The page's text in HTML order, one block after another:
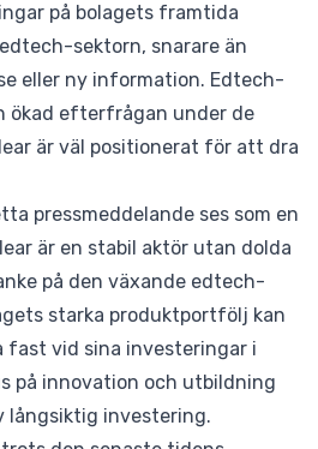
på bolagets framtida
sektorn, snarare än
eller ny information. Edtech-
ökad efterfrågan under de
är väl positionerat för att dra
pressmeddelande ses som en
är en stabil aktör utan dolda
på den växande edtech-
starka produktportfölj kan
fast vid sina investeringar i
på innovation och utbildning
investering.